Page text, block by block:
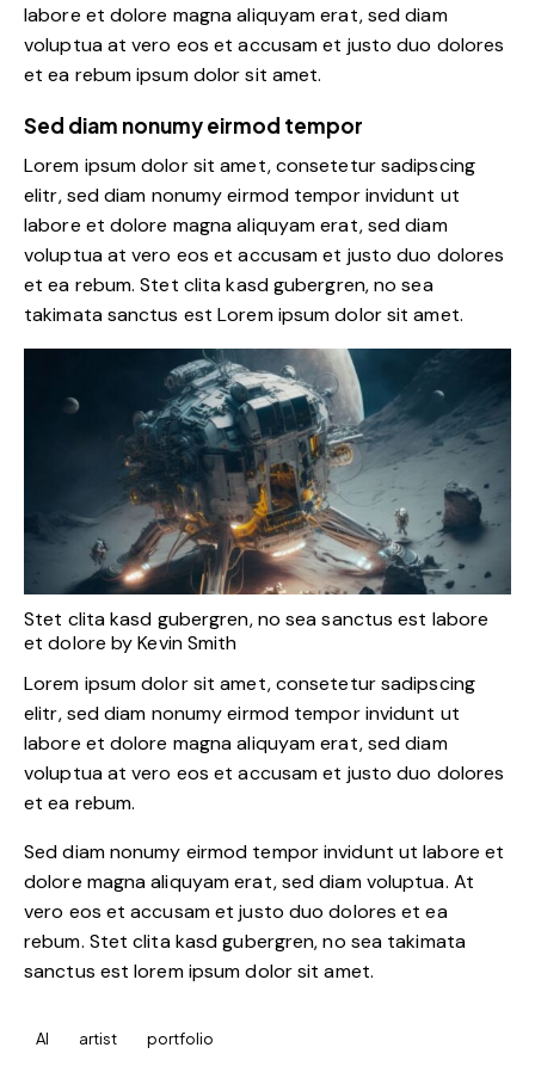
labore et dolore magna aliquyam erat, sed diam
voluptua at vero eos et accusam et justo duo dolores
et ea rebum ipsum dolor sit amet.
Sed diam nonumy eirmod tempor
Lorem ipsum dolor sit amet, consetetur sadipscing
elitr, sed diam nonumy eirmod tempor invidunt ut
labore et dolore magna aliquyam erat, sed diam
voluptua at vero eos et accusam et justo duo dolores
et ea rebum. Stet clita kasd gubergren, no sea
takimata sanctus est Lorem ipsum dolor sit amet.
Stet clita kasd gubergren, no sea sanctus est labore
et dolore byKevin Smith
Lorem ipsum dolor sit amet, consetetur sadipscing
elitr, sed diam nonumy eirmod tempor invidunt ut
labore et dolore magna aliquyam erat, sed diam
voluptua at vero eos et accusam et justo duo dolores
et ea rebum.
Sed diam nonumy eirmod tempor invidunt ut labore et
dolore magna aliquyam erat, sed diam voluptua. At
vero eos et accusam et justo duo dolores et ea
rebum. Stet clita kasd gubergren, no sea takimata
sanctus est lorem ipsum dolor sit amet.
AI artist portfolio